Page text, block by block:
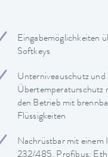
Eingabemöglichkeiten
Softkeys
Unterniveauschutz und
Übertemperaturschutz
den Betrieb mit
Flüssigkeiten
Nachrüstbar mit einem
232/485, Profibus;